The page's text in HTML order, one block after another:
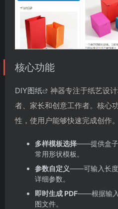
核心功能
DIY图纸
神器专注于纸艺设
者、家长和创意工作者。核心
性，使用户能够快速完成创作。
多样模板选择——提供盒子
常用形状模板。
参数自定义——可输入长度
详细参数。
即时生成 PDF——根据输入
图文件。